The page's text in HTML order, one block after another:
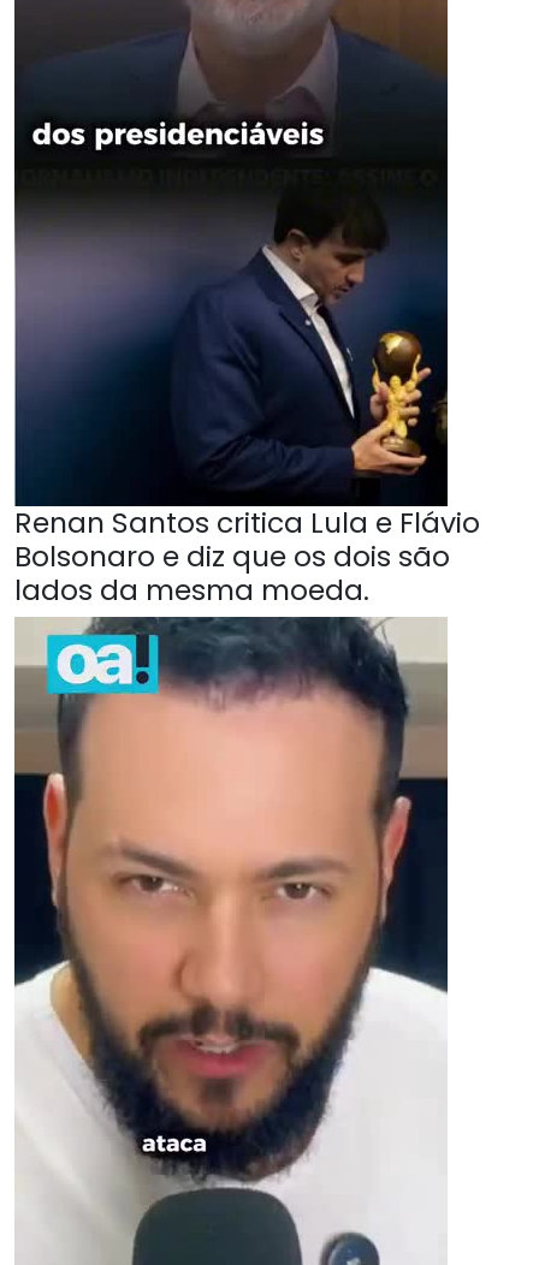
Renan Santos critica Lula e Flávio
Bolsonaro e diz que os dois são
lados da mesma moeda.